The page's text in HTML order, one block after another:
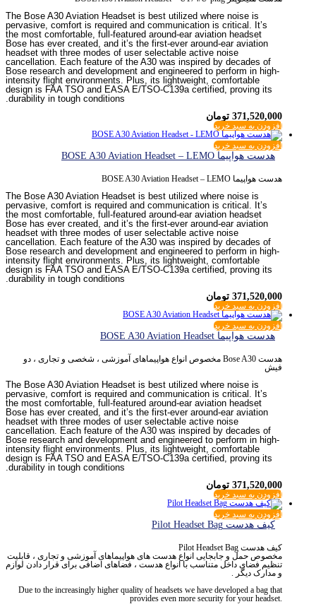
The Bose A30 Aviation Headset is best utilized where noise is
pervasive, comfort is required and communication is critical. It’s
the most comfortable, full-featured around-ear aviation headset
Bose has ever created, and it’s the first-ever around-ear aviation
headset with three modes of user selectable active noise
cancellation. Each feature of the A30 was inspired by decades of
Bose research and development and engineered to perform in high-
intensity flight environments. Plus, its lightweight, comfortable
design is FAA TSO and EASA E/TSO-C139a certified, proving its
durability in tough conditions.
371,520,000 تومان
افزودن به سبد خرید
افزودن به سبد خرید
هدست هواپیما BOSE A30 Aviation Headset – LEMO
هدست هواپیما BOSE A30 Aviation Headset – LEMO
The Bose A30 Aviation Headset is best utilized where noise is
pervasive, comfort is required and communication is critical. It’s
the most comfortable, full-featured around-ear aviation headset
Bose has ever created, and it’s the first-ever around-ear aviation
headset with three modes of user selectable active noise
cancellation. Each feature of the A30 was inspired by decades of
Bose research and development and engineered to perform in high-
intensity flight environments. Plus, its lightweight, comfortable
design is FAA TSO and EASA E/TSO-C139a certified, proving its
durability in tough conditions.
371,520,000 تومان
افزودن به سبد خرید
افزودن به سبد خرید
هدست هواپیما BOSE A30 Aviation Headset
هدست Bose A30 مخصوص انواع هواپیماهای آموزشی ، شخصی و تجاری ، دو
فیش
The Bose A30 Aviation Headset is best utilized where noise is
pervasive, comfort is required and communication is critical. It’s
the most comfortable, full-featured around-ear aviation headset
Bose has ever created, and it’s the first-ever around-ear aviation
headset with three modes of user selectable active noise
cancellation. Each feature of the A30 was inspired by decades of
Bose research and development and engineered to perform in high-
intensity flight environments. Plus, its lightweight, comfortable
design is FAA TSO and EASA E/TSO-C139a certified, proving its
durability in tough conditions.
371,520,000 تومان
افزودن به سبد خرید
افزودن به سبد خرید
کیف هدست Pilot Headset Bag
کیف هدست Pilot Headset Bag
مخصوص حمل و جابجایی انواع هدست های هواپیماهای آموزشی و تجاری ، قابلیت
تنظیم فضای داخل متناسب با انواع هدست ، فضاهای اضافی برای قرار دادن لوازم
و مدارک دیگر .
Due to the increasingly higher quality of headsets we have developed a bag that
provides even more security for your headset.